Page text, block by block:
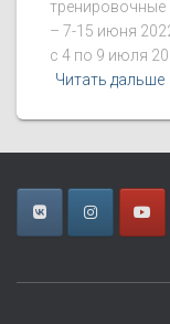
тренировочные
– 7-15 июня
с 4 по 9 июля
Читать дальше